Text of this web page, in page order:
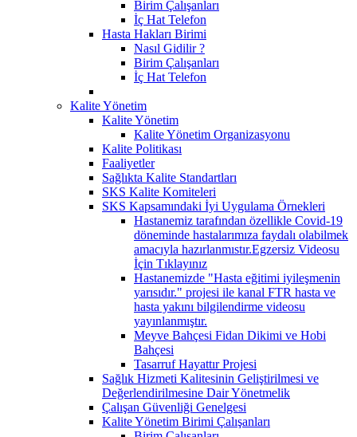
Birim Çalışanları
İç Hat Telefon
Hasta Hakları Birimi
Nasıl Gidilir ?
Birim Çalışanları
İç Hat Telefon
Kalite Yönetim
Kalite Yönetim
Kalite Yönetim Organizasyonu
Kalite Politikası
Faaliyetler
Sağlıkta Kalite Standartları
SKS Kalite Komiteleri
SKS Kapsamındaki İyi Uygulama Örnekleri
Hastanemiz tarafından özellikle Covid-19
döneminde hastalarımıza faydalı olabilmek
amacıyla hazırlanmıstır.Egzersiz Videosu
İçin Tıklayınız
Hastanemizde "Hasta eğitimi iyileşmenin
yarısıdır." projesi ile kanal FTR hasta ve
hasta yakını bilgilendirme videosu
yayınlanmıştır.
Meyve Bahçesi Fidan Dikimi ve Hobi
Bahçesi
Tasarruf Hayattır Projesi
Sağlık Hizmeti Kalitesinin Geliştirilmesi ve
Değerlendirilmesine Dair Yönetmelik
Çalışan Güvenliği Genelgesi
Kalite Yönetim Birimi Çalışanları